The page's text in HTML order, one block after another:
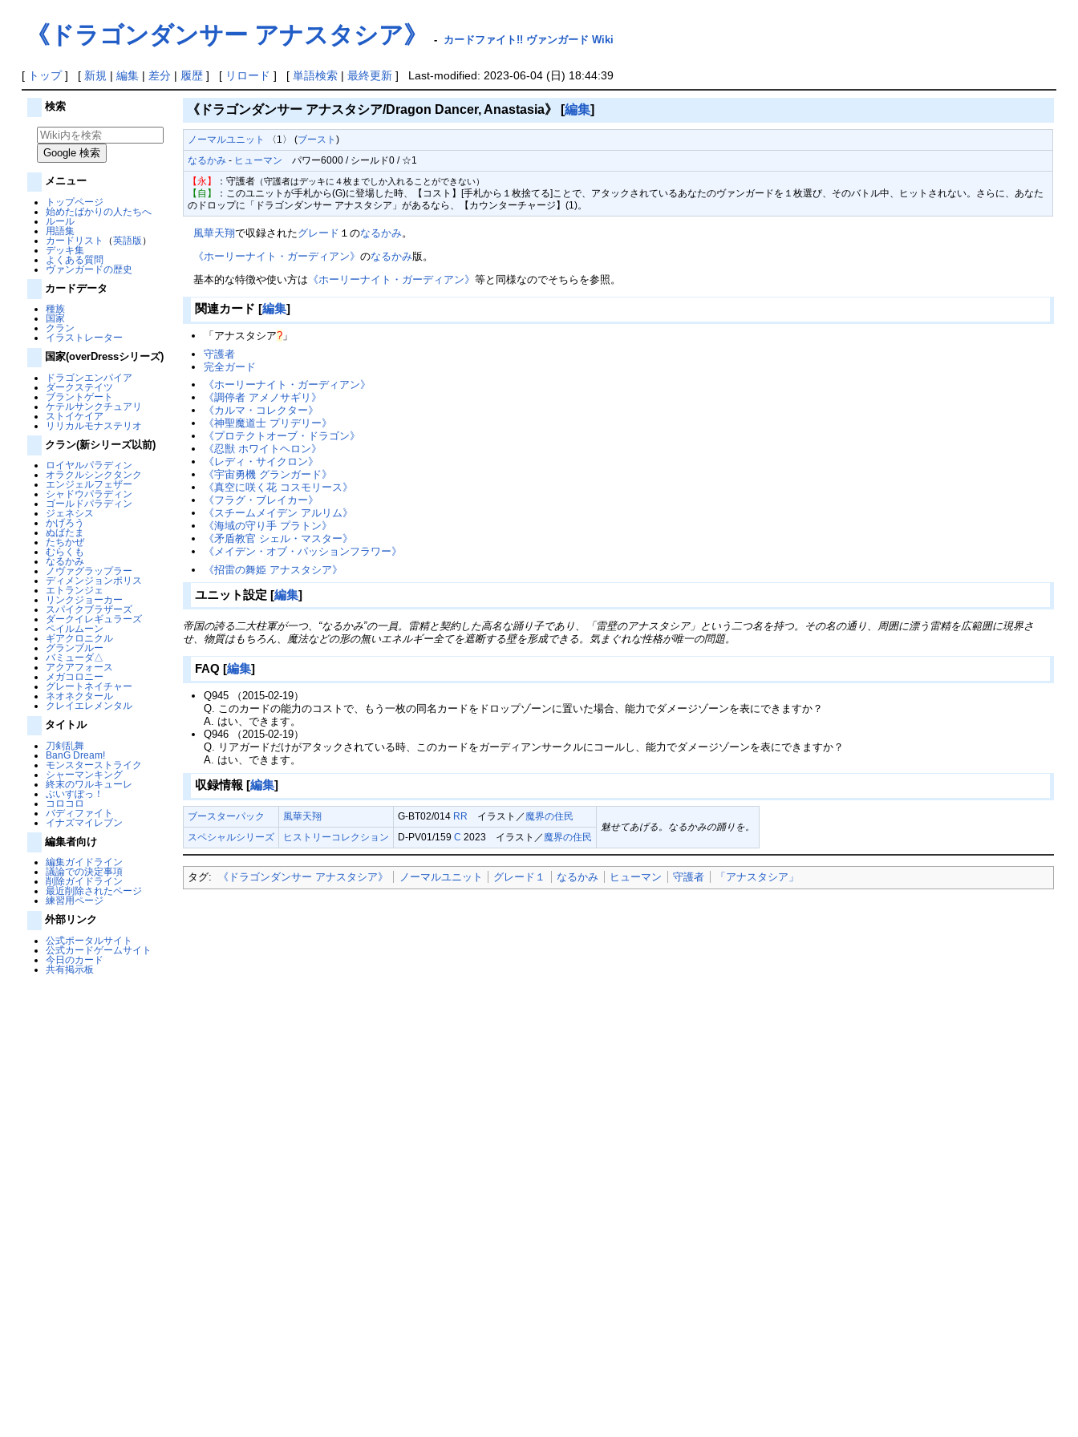
《ドラゴンダンサー アナスタシア》 - カードファイト!! ヴァンガード Wiki
[ トップ] [ 新規 | 編集| 差分| 履歴] [ リロード ] [ 単語検索| 最終更新] Last-modified: 2023-06-04 (日) 18:44:39
検索
メニュー
トップページ
始めたばかりの人たちへ
ルール
用語集
カードリスト
（英語版 ）
デッキ集
よくある質問
ヴァンガードの歴史
カードデータ
種族
国家
クラン
イラストレーター
国家(overDressシリーズ)
ドラゴンエンパイア
ダークステイツ
ブラントゲート
ケテルサンクチュアリ
ストイケイア
リリカルモナステリオ
クラン(新シリーズ以前)
ロイヤルパラディン
オラクルシンクタンク
エンジェルフェザー
シャドウパラディン
ゴールドパラディン
ジェネシス
かげろう
ぬばたま
たちかぜ
むらくも
なるかみ
ノヴァグラップラー
ディメンジョンポリス
エトランジェ
リンクジョーカー
スパイクブラザーズ
ダークイレギュラーズ
ペイルムーン
ギアクロニクル
グランブルー
バミューダ△
アクアフォース
メガコロニー
グレートネイチャー
ネオネクタール
クレイエレメンタル
タイトル
刀剣乱舞
BanG Dream!
モンスターストライク
シャーマンキング
終末のワルキューレ
ぶいすぽっ！
コロコロ
バディファイト
イナズマイレブン
編集者向け
編集ガイドライン
議論での決定事項
削除ガイドライン
最近削除されたページ
練習用ページ
外部リンク
公式ポータルサイト
公式カードゲームサイト
今日のカード
共有掲示板
《ドラゴンダンサー アナスタシア/Dragon Dancer, Anastasia》 [編集]
ノーマルユニット 〈1〉 (ブースト)
なるかみ - ヒューマン
パワー6000 / シールド0 / ☆1
【永】
：守護者 （守護者はデッキに４枚までしか入れることができない）
【自】
：このユニットが手札から(G)に登場した時、【コスト】[手札から１枚捨てる]ことで、アタックされているあなたのヴァンガードを１枚選び、そのバトル中、ヒットされない。さらに、あなた
のドロップに「ドラゴンダンサー アナスタシア」があるなら、【カウンターチャージ】(1)。
風華天翔で収録されたグレード １のなるかみ。
《ホーリーナイト・ガーディアン》のなるかみ版。
基本的な特徴や使い方は 《ホーリーナイト・ガーディアン》等と同様なのでそちらを参照。
関連カード [編集]
「 アナスタシア? 」
守護者
完全ガード
《ホーリーナイト・ガーディアン》
《調停者 アメノサギリ》
《カルマ・コレクター》
《神聖魔道士 プリデリー》
《プロテクトオーブ・ドラゴン》
《忍獣 ホワイトヘロン》
《レディ・サイクロン》
《宇宙勇機 グランガード》
《真空に咲く花 コスモリース》
《フラグ・ブレイカー》
《スチームメイデン アルリム》
《海域の守り手 プラトン》
《矛盾教官 シェル・マスター》
《メイデン・オブ・パッションフラワー》
《招雷の舞姫 アナスタシア》
ユニット設定 [編集]
帝国の誇る二大柱軍が一つ、“なるかみ”の一員。雷精と契約した高名な踊り子であり、「雷壁のアナスタシア」という二つ名を持つ。その名の通り、周囲に漂う雷精を広範囲に現界さ
せ、物質はもちろん、魔法などの形の無いエネルギー全てを遮断する壁を形成できる。気まぐれな性格が唯一の問題。
FAQ [編集]
Q945 （2015-02-19）
Q. このカードの能力のコストで、もう一枚の同名カードをドロップゾーンに置いた場合、能力でダメージゾーンを表にできますか？
A. はい、できます。
Q946 （2015-02-19）
Q. リアガードだけがアタックされている時、このカードをガーディアンサークルにコールし、能力でダメージゾーンを表にできますか？
A. はい、できます。
収録情報 [編集]
ブースターパック 風華天翔 G-BT02/014 RR イラスト／ 魔界の住民
魅せてあげる。なるかみの踊りを。
スペシャルシリーズ
ヒストリーコレクション D-PV01/159C 2023 イラスト／ 魔界の住民
タグ: 《ドラゴンダンサー アナスタシア》 ノーマルユニット グレード１ なるかみ ヒューマン 守護者 「アナスタシア」